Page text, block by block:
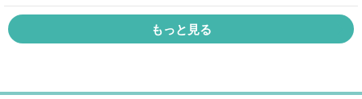
もっと見る